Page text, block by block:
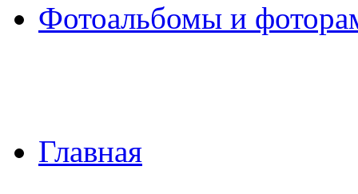
Фотоальбомы и
Главная